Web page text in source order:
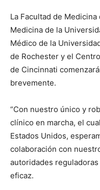
La Facultad de
Medicina de la
Médico de la
de Rochester y el
de Cincinnati
brevemente.
“Con nuestro único y
clínico en marcha, el
Estados Unidos,
colaboración con
autoridades
eficaz.